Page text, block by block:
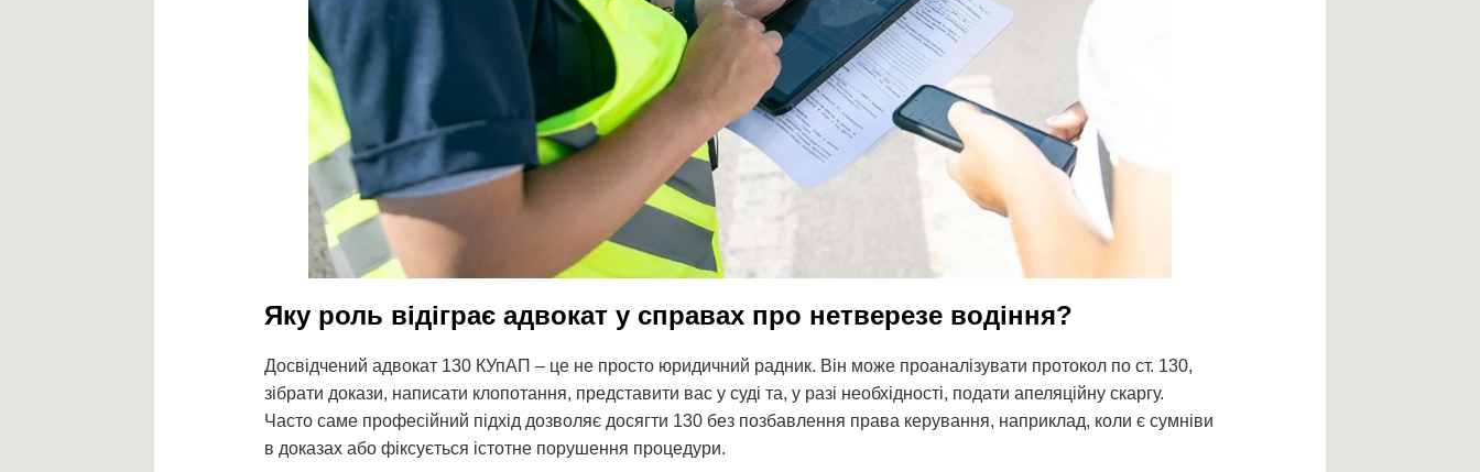
Яку роль відіграє адвокат у справах про нетверезе водіння?
Досвідчений адвокат 130 КУпАП – це не просто юридичний радник. Він може проаналізувати протокол по ст. 130,
зібрати докази, написати клопотання, представити вас у суді та, у разі необхідності, подати апеляційну скаргу.
Часто саме професійний підхід дозволяє досягти 130 без позбавлення права керування, наприклад, коли є сумніви
в доказах або фіксується істотне порушення процедури.